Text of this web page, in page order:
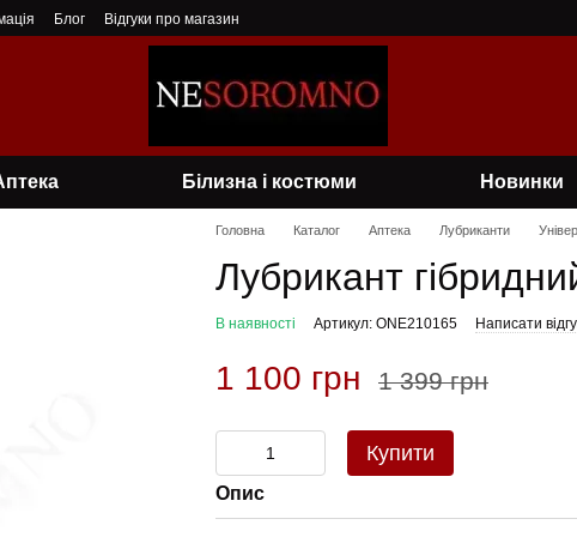
Блог Відгуки про магазин
Білизна і костюми Новинки
Головна Каталог Аптека Лубриканти
Лубрикант
В наявності Артикул: ONE210165 Написати
1 100 грн 1 399 грн
Купити
Опис